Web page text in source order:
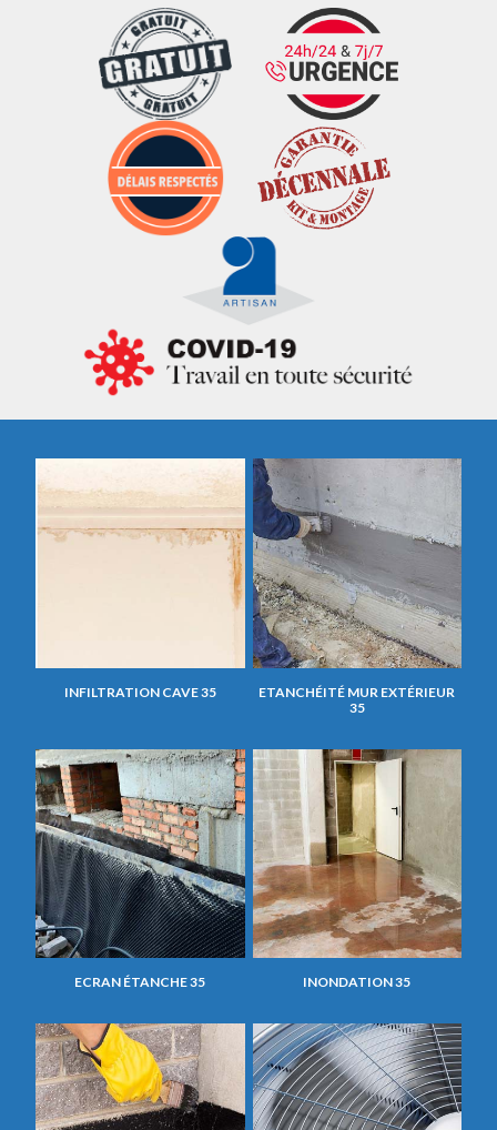
INFILTRATION CAVE 35
ETANCHÉITÉ MUR EXTÉRIEUR
35
ECRAN ÉTANCHE 35 INONDATION 35